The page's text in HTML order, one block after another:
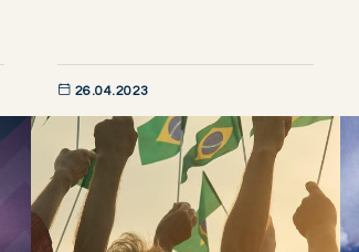
26.04.2023
DÉCOUVRIR MAINTENANT